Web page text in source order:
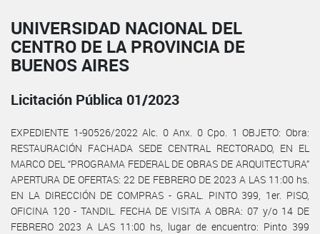
UNIVERSIDAD NACIONAL DEL
CENTRO DE LA PROVINCIA DE
BUENOS AIRES
Licitación Pública 01/2023
EXPEDIENTE 1-90526/2022 Alc. 0 Anx. 0 Cpo. 1 OBJETO: Obra:
RESTAURACIÓN FACHADA SEDE CENTRAL RECTORADO, EN EL
MARCO DEL “PROGRAMA FEDERAL DE OBRAS DE ARQUITECTURA”
APERTURA DE OFERTAS: 22 DE FEBRERO DE 2023 A LAS 11:00 hs.
EN LA DIRECCIÓN DE COMPRAS - GRAL. PINTO 399, 1er. PISO,
OFICINA 120 - TANDIL. FECHA DE VISITA A OBRA: 07 y/o 14 DE
FEBRERO 2023 A LAS 11:00 hs, lugar de encuentro: Pinto 399